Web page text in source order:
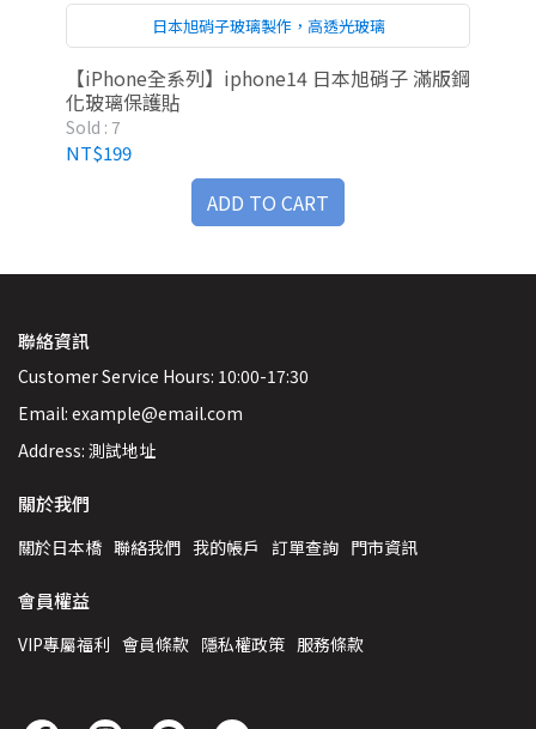
日本旭硝子玻璃製作，高透光玻璃
【iPhone全系列】iphone14 日本旭硝子 滿版鋼
化玻璃保護貼
Sold : 7
NT$199
ADD TO CART
聯絡資訊
Customer Service Hours: 10:00-17:30
Email: example@email.com
Address: 測試地址
關於我們
關於日本橋 聯絡我們 我的帳戶 訂單查詢 門市資訊
會員權益
VIP專屬福利 會員條款 隱私權政策 服務條款